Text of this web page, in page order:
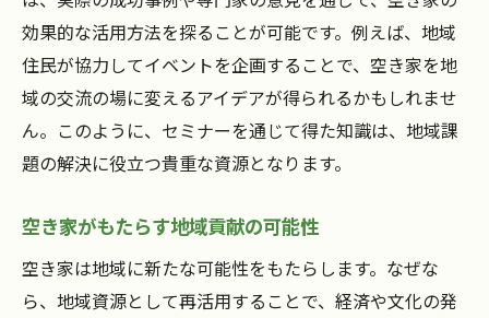
効果的な活用方法を探ることが可能です。例えば、地域
住民が協力してイベントを企画することで、空き家を地
域の交流の場に変えるアイデアが得られるかもしれませ
ん。このように、セミナーを通じて得た知識は、地域課
題の解決に役立つ貴重な資源となります。
空き家がもたらす地域貢献の可能性
空き家は地域に新たな可能性をもたらします。なぜな
ら、地域資源として再活用することで、経済や文化の発